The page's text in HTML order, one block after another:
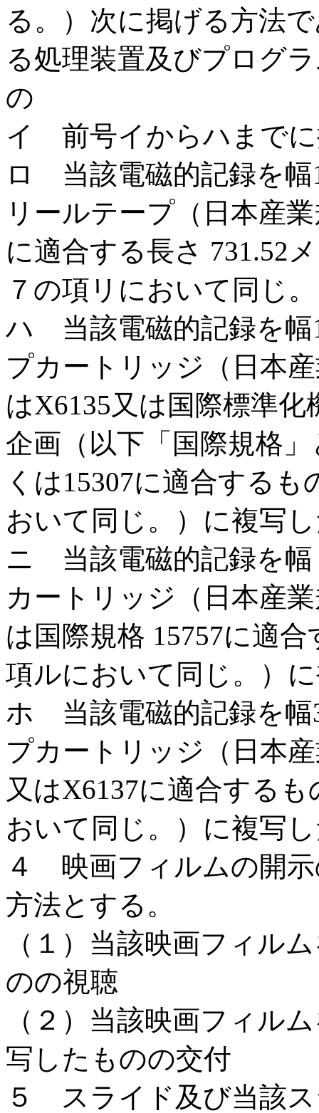
る。）次に掲げる方法
る処理装置及びプログ
の
イ 前号イからハまで
ロ 当該電磁的記録を幅
リールテープ（日本産
に適合する長さ 731.52
７の項リにおいて同じ
ハ 当該電磁的記録を幅
プカートリッジ（日本
はX6135又は国際標準
企画（以下「国際規格
くは15307に適合するも
おいて同じ。）に複写
ニ 当該電磁的記録を幅
カートリッジ（日本産
は国際規格 15757に適
項ルにおいて同じ。）
ホ 当該電磁的記録を幅
プカートリッジ（日本
又はX6137に適合する
おいて同じ。）に複写
４ 映画フィルムの開
方法とする。
（１）当該映画フィル
のの視聴
（２）当該映画フィル
写したものの交付
５ スライド及び当該